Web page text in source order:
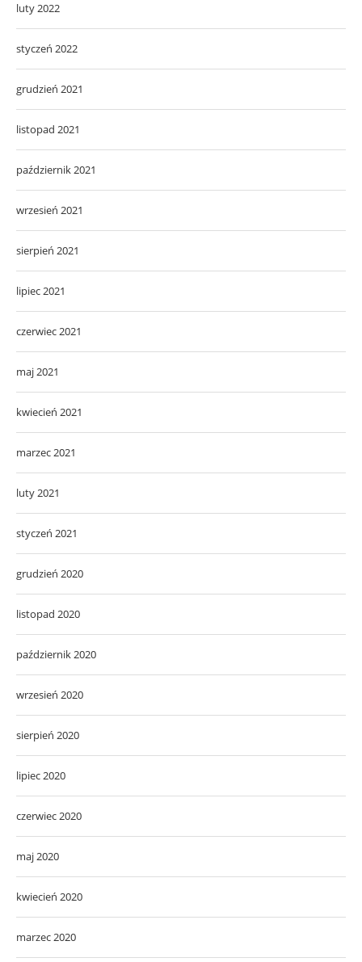
luty 2022
styczeń 2022
grudzień 2021
listopad 2021
październik 2021
wrzesień 2021
sierpień 2021
lipiec 2021
czerwiec 2021
maj 2021
kwiecień 2021
marzec 2021
luty 2021
styczeń 2021
grudzień 2020
listopad 2020
październik 2020
wrzesień 2020
sierpień 2020
lipiec 2020
czerwiec 2020
maj 2020
kwiecień 2020
marzec 2020